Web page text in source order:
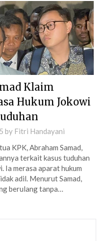
Klaim
Hukum Jokowi
by Fitri Handayani
KPK, Abraham Samad,
terkait kasus tuduhan
Ia merasa aparat hukum
adil. Menurut Samad,
berulang tanpa…